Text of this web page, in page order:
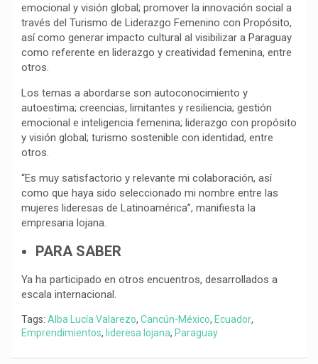
emocional y visión global; promover la innovación social a
través del Turismo de Liderazgo Femenino con Propósito,
así como generar impacto cultural al visibilizar a Paraguay
como referente en liderazgo y creatividad femenina, entre
otros.
Los temas a abordarse son autoconocimiento y
autoestima; creencias, limitantes y resiliencia; gestión
emocional e inteligencia femenina; liderazgo con propósito
y visión global; turismo sostenible con identidad, entre
otros.
“Es muy satisfactorio y relevante mi colaboración, así
como que haya sido seleccionado mi nombre entre las
mujeres lideresas de Latinoamérica”, manifiesta la
empresaria lojana.
PARA SABER
Ya ha participado en otros encuentros, desarrollados a
escala internacional.
Tags: Alba Lucía Valarezo, Cancún-México, Ecuador,
Emprendimientos, lideresa lojana, Paraguay